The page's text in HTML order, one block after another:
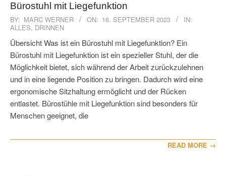
Bürostuhl mit Liegefunktion
2023-
09-
16
BY: MARC WERNER ON: 16. SEPTEMBER 2023
IN:
ALLES, DRINNEN
Übersicht Was ist ein Bürostuhl mit Liegefunktion? Ein
Bürostuhl mit Liegefunktion ist ein spezieller Stuhl, der die
Möglichkeit bietet, sich während der Arbeit zurückzulehnen
und in eine liegende Position zu bringen. Dadurch wird eine
ergonomische Sitzhaltung ermöglicht und der Rücken
entlastet. Bürostühle mit Liegefunktion sind besonders für
Menschen geeignet, die
READ MORE →